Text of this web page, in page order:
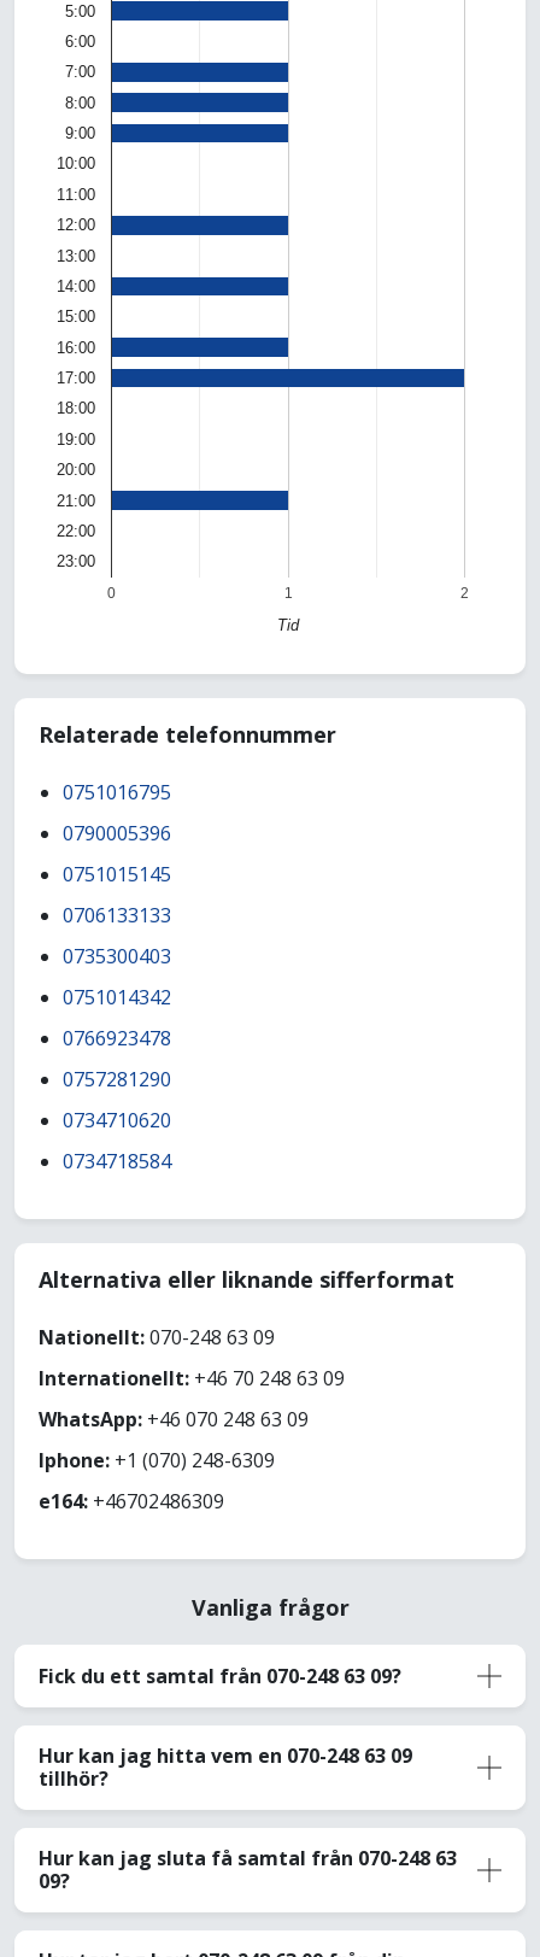
0 1 2
5:00
6:00
7:00
8:00
9:00
10:00
11:00
12:00
13:00
14:00
15:00
16:00
17:00
18:00
19:00
20:00
21:00
22:00
23:00
Tid
Relaterade telefonnummer
0751016795
0790005396
0751015145
0706133133
0735300403
0751014342
0766923478
0757281290
0734710620
0734718584
Alternativa eller liknande sifferformat
Nationellt:070-248 63 09
Internationellt: +46 70 248 63 09
WhatsApp: +46 070 248 63 09
Iphone: +1 (070) 248-6309
e164: +46702486309
Vanliga frågor
Fick du ett samtal från 070-248 63 09?
Hur kan jag hitta vem en 070-248 63 09
tillhör?
Hur kan jag sluta få samtal från 070-248 63
09?